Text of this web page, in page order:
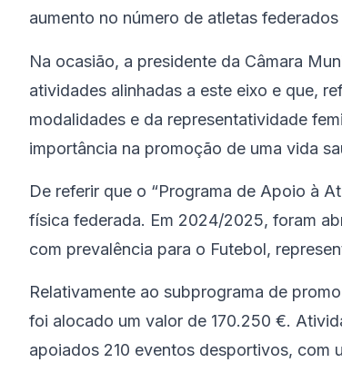
aumento no número de atletas
Na ocasião, a presidente da Câmara
atividades alinhadas a este eixo e que,
modalidades e da representatividade
importância na promoção de uma vida
De referir que o “Programa de Apoio à
física federada. Em 2024/2025, foram
com prevalência para o Futebol,
Relativamente ao subprograma de
foi alocado um valor de 170.250 €.
apoiados 210 eventos desportivos, com